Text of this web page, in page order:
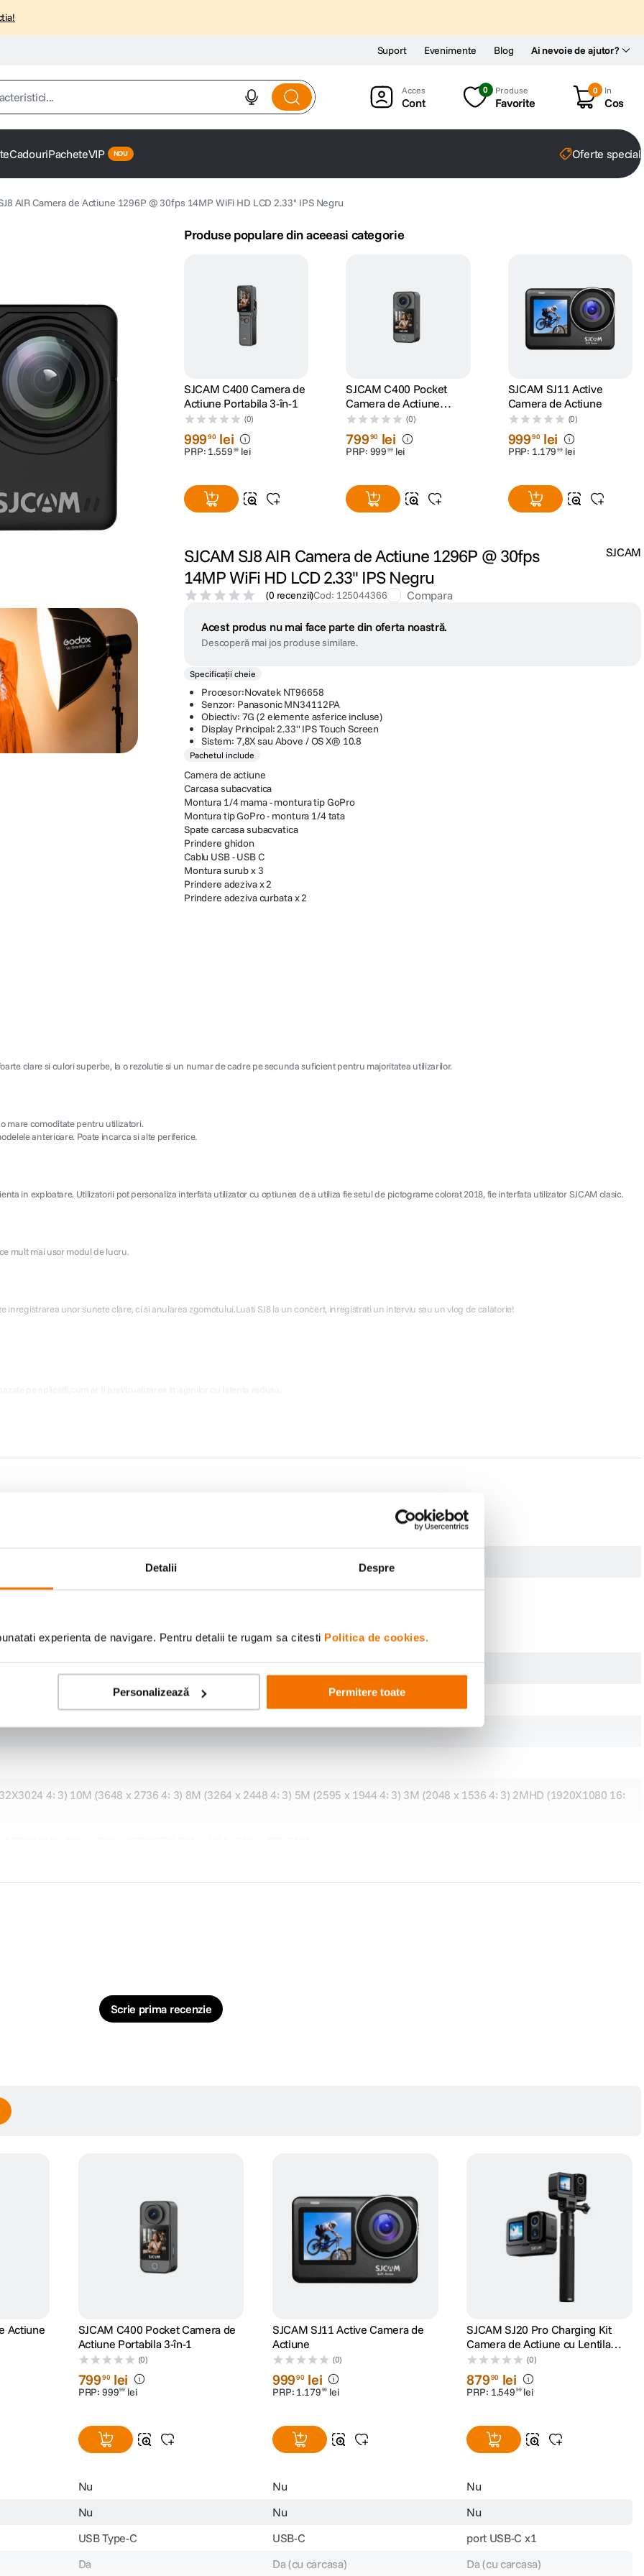
Detalii Despre
experienta de navigare. Pentru detalii te rugam sa citesti Politica de cookies.
Personalizează Permitere toate
Ai nevoie de ajutor?
Suport Evenimente Blog
Cont
0 Produse
Favorite
0 In
Cos
CadouriPacheteVIP Oferte
AIR Camera de Actiune 1296P @ 30fps 14MP WiFi HD LCD 2.33'' IPS Negru
Produse populare din aceeasi categorie
SJCAM C400 Camera de
Actiune Portabila 3-în-1
(0)
99990 lei
PRP: 1.559 99 lei
SJCAM C400 Pocket
Camera de Actiune
Portabila 3-în-1
(0)
79990 lei
PRP: 999 99 lei
SJCAM SJ11 Active
Camera de Actiune
(0)
99990 lei
PRP: 1.179 99 lei
SJCAM SJ8 AIR Camera de Actiune 1296P @ 30fps
14MP WiFi HD LCD 2.33'' IPS Negru
(0 recenzii)Cod: 125044366 Compara
SJCAM
Acest produs nu mai face parte din oferta noastră.
Descoperă mai jos produse similare.
Specificații cheie
Procesor:Novatek NT96658
Senzor: Panasonic MN34112PA
Obiectiv: 7G (2 elemente asferice incluse)
Display Principal: 2.33'' IPS Touch Screen
Sistem: 7,8X sau Above / OS X® 10.8
Pachetul include
Camera de actiune
Carcasa subacvatica
Montura 1/4 mama - montura tip GoPro
Montura tip GoPro - montura 1/4 tata
Spate carcasa subacvatica
Prindere ghidon
Cablu USB - USB C
Montura surub x 3
Prindere adeziva x 2
Prindere adeziva curbata x 2
clare si culori superbe, la o rezolutie si un numar de cadre pe secunda suficient pentru majoritatea utilizarilor.
mare comoditate pentru utilizatori.
anterioare. Poate incarca si alte periferice.
in exploatare. Utilizatorii pot personaliza interfata utilizator cu optiunea de a utiliza fie setul de pictograme colorat 2018, fie interfata utilizator SJCAM clasic.
mult mai usor modul de lucru.
unor sunete clare, ci si anularea zgomotului.Luati SJ8 la un concert, inregistrati un interviu sau un vlog de calatorie!
de pana la 130 de minute pentru video 1080P, Wi-Fi si ecranul LCD oprite.
o experienta reala in timp real pentru a va uita usor la inregistrari si fotografii.
4: 3) 10M (3648 x 2736 4: 3) 8M (3264 x 2448 4: 3) 5M (2595 x 1944 4: 3) 3M (2048 x 1536 4: 3) 2MHD (1920X1080 16:
Scrie prima recenzie
Actiune
SJCAM C400 Pocket Camera de
Actiune Portabila 3-în-1
(0)
79990 lei
PRP: 99999 lei
SJCAM SJ11 Active Camera de
Actiune
(0)
99990 lei
PRP: 1.179 99 lei
SJCAM SJ20 Pro Charging Kit
Camera de Actiune cu Lentila
Dubla
(0)
87990 lei
PRP: 1.549 99 lei
Nu Nu
Nu
Nu Nu
Nu
USB Type-C USB-C
port USB-C x1
Da Da (cu carcasa) Da (cu carcasa)